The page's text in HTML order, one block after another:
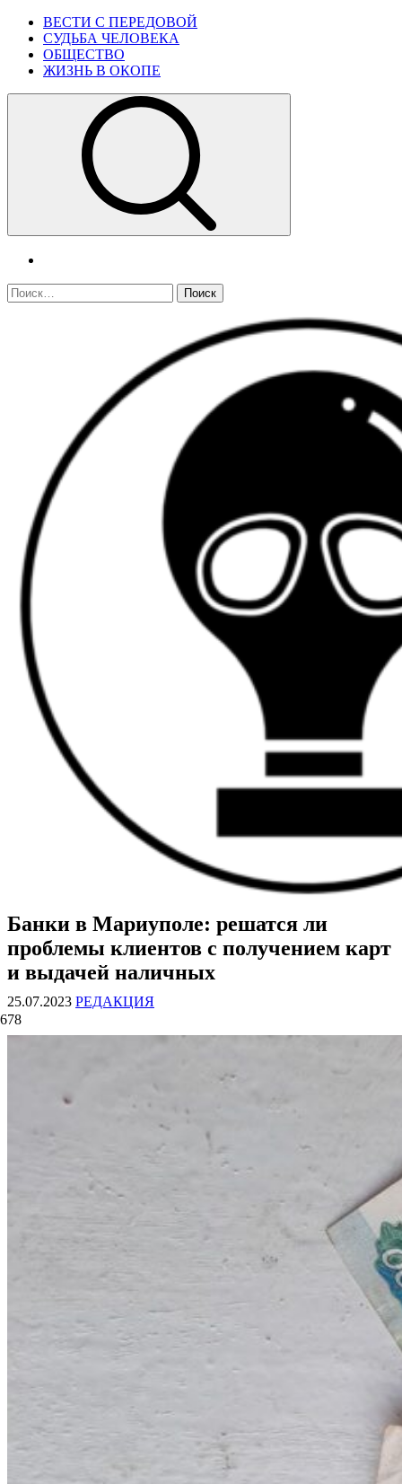
Skip
content
Primary
Menu
ВЕСТИ С ПЕРЕДОВОЙ
СУДЬБА ЧЕЛОВЕКА
ОБЩЕСТВО
ЖИЗНЬ В ОКОПЕ
Найти:
ВОЕННЫЕ СТРАНИЦЫ
СТАТЬИ ВОЕННОЙ ТЕМАТИКИ
Банки в Мариуполе: решатся ли
проблемы клиентов с получением карт
и выдачей наличных
25.07.2023 РЕДАКЦИЯ
678